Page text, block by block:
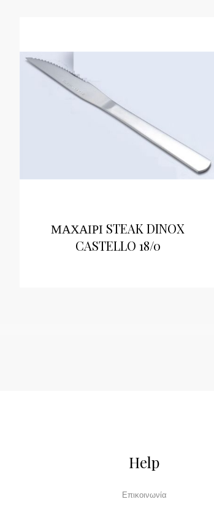
ΜΑΧΑΙΡΙ STEAK DINOX
CASTELLO 18/0
Help
Επικοινωνία